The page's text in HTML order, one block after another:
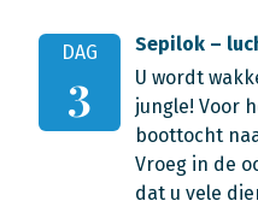
DAG
3
Sepilok –
U wordt
jungle! Voor
boottocht
Vroeg in de
dat u vele